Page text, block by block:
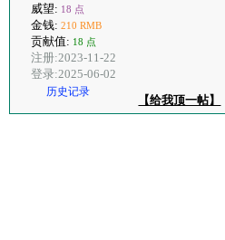
威望: 18 点
金钱: 210 RMB
贡献值: 18 点
注册:2023-11-22
登录:2025-06-02
历史记录
【给我顶一帖】